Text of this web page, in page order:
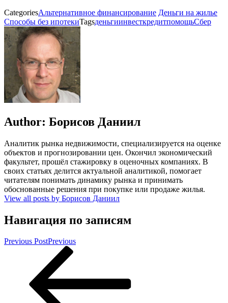
CategoriesАльтернативное финансирование Деньги на жилье
Способы без ипотекиTagsденьгиинвесткредитпомощьСбер
Author: Борисов Даниил
Аналитик рынка недвижимости, специализируется на оценке
объектов и прогнозировании цен. Окончил экономический
факультет, прошёл стажировку в оценочных компаниях. В
своих статьях делится актуальной аналитикой, помогает
читателям понимать динамику рынка и принимать
обоснованные решения при покупке или продаже жилья.
View all posts by Борисов Даниил
Навигация по записям
Previous PostPrevious